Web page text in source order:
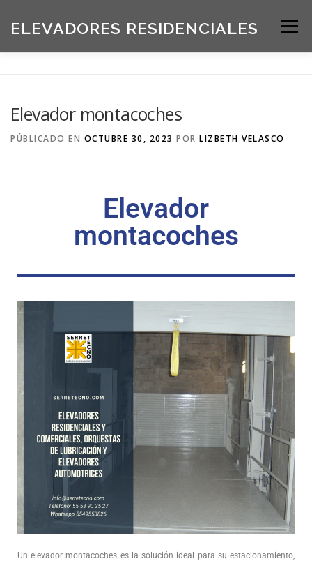
ELEVADORES RESIDENCIALES Menú
Elevador montacoches
PÚBLICADO EN OCTUBRE 30, 2023 POR LIZBETH VELASCO
Elevador
montacoches
Un elevador montacoches es la solución ideal para su estacionamiento,